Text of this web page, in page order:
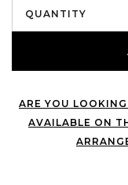
QUANTITY
ARE YOU
AVAILABLE ON